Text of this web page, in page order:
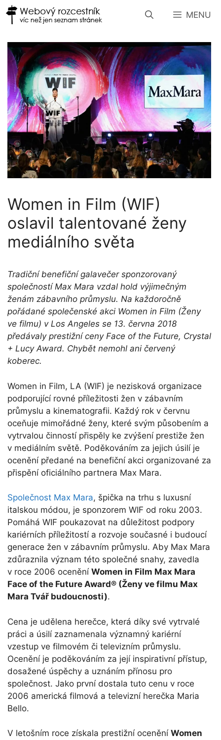
Přeskočit
na
MENU
Women in Film (WIF)
oslavil talentované ženy
mediálního světa
Tradiční benefiční galavečer sponzorovaný
společností Max Mara vzdal hold výjimečným
ženám zábavního průmyslu. Na každoročně
pořádané společenské akci Women in Film (Ženy
ve filmu) v Los Angeles se 13. června 2018
předávaly prestižní ceny Face of the Future, Crystal
+ Lucy Award. Chybět nemohl ani červený
koberec.
Women in Film, LA (WIF) je nezisková organizace
podporující rovné příležitosti žen v zábavním
průmyslu a kinematografii. Každý rok v červnu
oceňuje mimořádné ženy, které svým působením a
vytrvalou činností přispěly ke zvýšení prestiže žen
v mediálním světě. Poděkováním za jejich úsilí je
ocenění předané na benefiční akci organizované za
přispění oficiálního partnera Max Mara.
Společnost Max Mara, špička na trhu s luxusní
italskou módou, je sponzorem WIF od roku 2003.
Pomáhá WIF poukazovat na důležitost podpory
kariérních příležitostí a rozvoje současné i budoucí
generace žen v zábavním průmyslu. Aby Max Mara
zdůraznila význam této společné snahy, zavedla
v roce 2006 ocenění Women in Film Max Mara
Face of the Future Award® (Ženy ve filmu Max
Mara Tvář budoucnosti).
Cena je udělena herečce, která díky své vytrvalé
práci a úsilí zaznamenala významný kariérní
vzestup ve filmovém či televizním průmyslu.
Ocenění je poděkováním za její inspirativní přístup,
dosažené úspěchy a uznáním přínosu pro
společnost. Jako první dostala tuto cenu v roce
2006 americká filmová a televizní herečka Maria
Bello.
V letošním roce získala prestižní ocenění Women